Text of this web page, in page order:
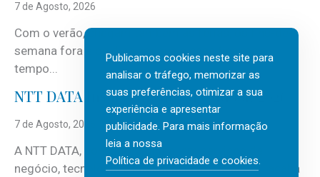
7 de Agosto, 2026
Com o verão, chegam também as férias, os fins-de-
semana fora e os dias em que a casa fica mais
tempo...
NTT DATA Insurtech Global Outlook 2026
7 de Agosto, 2026
A NTT DATA, consultora global em serviços de
negócio, tecnologia e inteligência artificial (IA), acaba
Publicamos cookies neste site para
analisar o tráfego, memorizar as
suas preferências, otimizar a sua
experiência e apresentar
publicidade. Para mais informação
leia a nossa
Política de privacidade e cookies.